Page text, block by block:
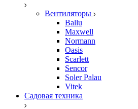
Вентиляторы
Ballu
Maxwell
Normann
Oasis
Scarlett
Sencor
Soler Palau
Vitek
Садовая техника